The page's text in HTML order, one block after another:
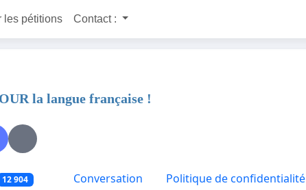
les pétitions Contact :
la langue française !
12 904 Conversation Politique de confidentialité